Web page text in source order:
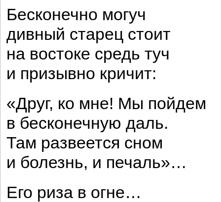
Бесконечно могуч
дивный старец стоит
на востоке средь туч
и призывно кричит:
«Друг, ко мне! Мы пойдем
в бесконечную даль.
Там развеется сном
и болезнь, и печаль»…
Его риза в огне…